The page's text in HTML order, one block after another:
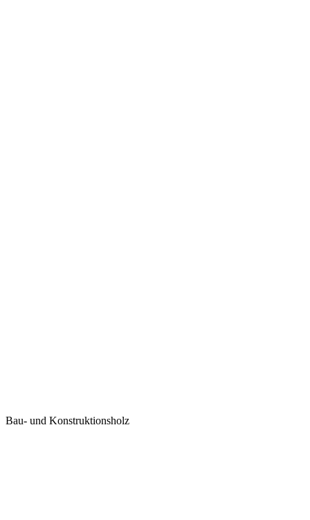
Bau- und Konstruktionsholz